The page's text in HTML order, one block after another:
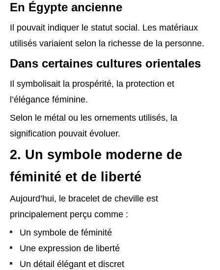
En Égypte ancienne
Il pouvait indiquer le statut social. Les matériaux
utilisés variaient selon la richesse de la personne.
Dans certaines cultures orientales
Il symbolisait la prospérité, la protection et
l’élégance féminine.
Selon le métal ou les ornements utilisés, la
signification pouvait évoluer.
2. Un symbole moderne de
féminité et de liberté
Aujourd’hui, le bracelet de cheville est
principalement perçu comme :
Un symbole de féminité
Une expression de liberté
Un détail élégant et discret